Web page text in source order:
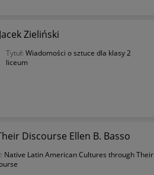
Zieliński
Tytuł:Wiadomości o sztuce dla klasy 2
liceum
Discourse Ellen B. Basso
Native Latin American Cultures through Their